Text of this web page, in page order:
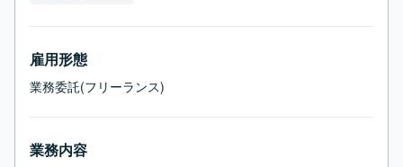
雇用形態
業務委託(フリーランス)
業務内容